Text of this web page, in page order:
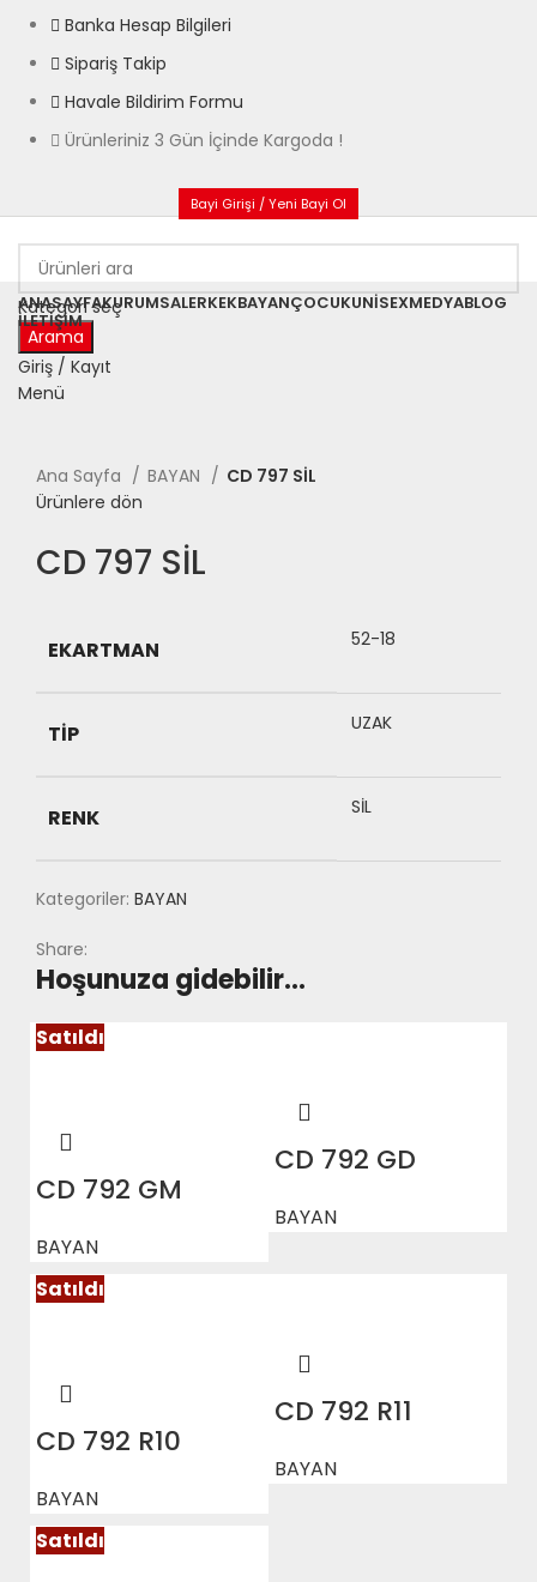
Banka Hesap Bilgileri
Sipariş Takip
Havale Bildirim Formu
Ürünleriniz 3 Gün İçinde Kargoda !
Bayi Girişi / Yeni Bayi Ol
Kategori seç
Arama
Giriş / Kayıt
Menü
ANASAYFAKURUMSALERKEKBAYANÇOCUKUNISEXMEDYABLOG
İLETIŞIM
Büyütmek için tıklayın
Ana Sayfa BAYAN
CD 797 SİL
Ürünlere dön
CD 797 SİL
EKARTMAN 52-18
TIP UZAK
RENK SİL
Kategoriler: BAYAN
Share:
Hoşunuza gidebilir…
Satıldı
CD 792 GM
BAYAN
CD 792 GD
BAYAN
Satıldı
CD 792 R10
BAYAN
CD 792 R11
BAYAN
Satıldı